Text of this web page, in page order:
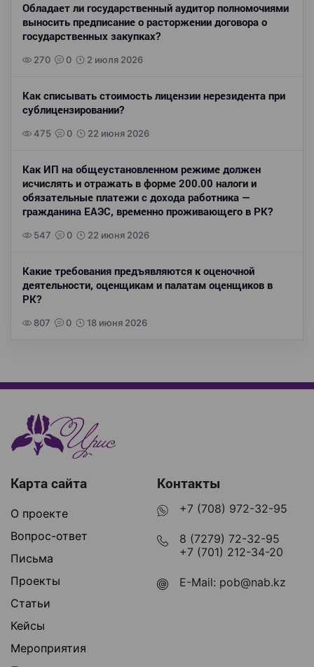
Обладает ли государственный аудитор полномочиями
выносить предписание о расторжении договора о
государственных закупках?
270 0 2 июля 2026
Как списывать стоимость лицензии нерезидента при
сублицензировании?
475 0 22 июня 2026
Как ИП на общеустановленном режиме должен
исчислять и отражать в форме 200.00 налоги и
обязательные платежи с дохода работника —
гражданина ЕАЭС, временно проживающего в РК?
547 0 22 июня 2026
Какие требования предъявляются к оценочной
деятельности, оценщикам и палатам оценщиков в
РК?
807 0 18 июня 2026
Карта сайта
О проекте
Вопрос-ответ
Письма
Проекты
Статьи
Кейсы
Мероприятия
Контакты
+7 (708) 972-32-95
8 (7279) 72-32-95
+7 (701) 212-34-20
E-Mail: pob@nab.kz